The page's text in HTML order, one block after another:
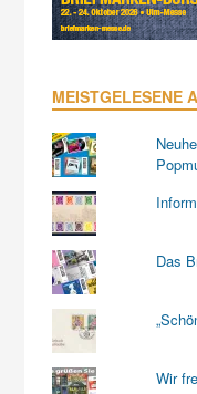
MEISTGELESENE
Das
Wir